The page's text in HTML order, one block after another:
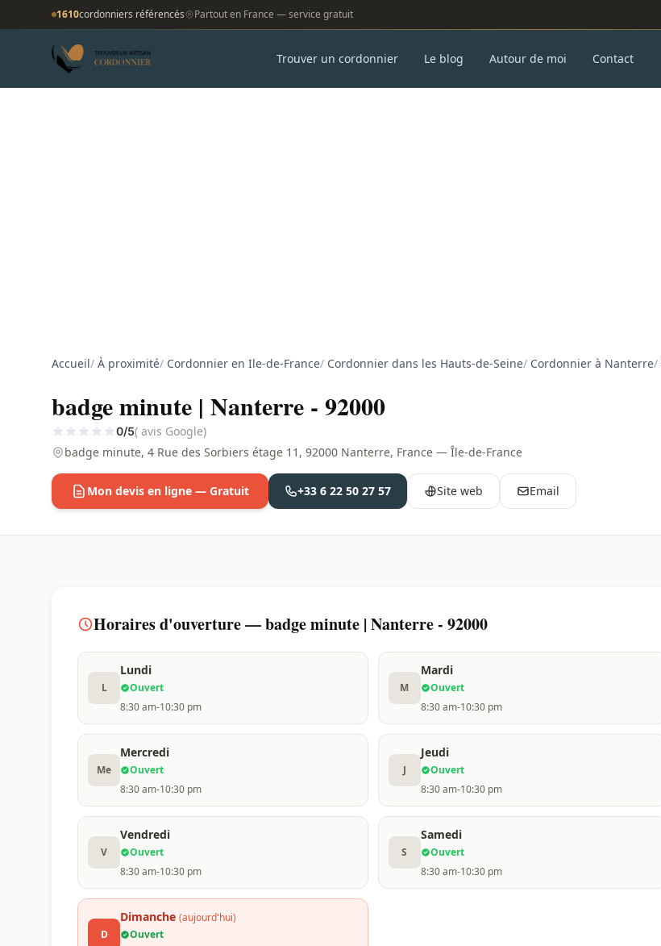
1610cordonniers référencés Partout en France — service gratuit
Trouver un cordonnier Le blog Autour de moi Contact
Accueil/ À proximité/ Cordonnier en Ile-de-France/ Cordonnier dans les Hauts-de-Seine/ Cordonnier à Nanterre/
badge minute | Nanterre - 92000
0/5( avis Google)
badge minute, 4 Rue des Sorbiers étage 11, 92000 Nanterre, France — Île-de-France
Mon devis en ligne — Gratuit +33 6 22 50 27 57 Site web Email
Horaires d'ouverture — badge minute | Nanterre - 92000
L
Lundi
Ouvert
8:30 am-10:30 pm
M
Mardi
Ouvert
8:30 am-10:30 pm
Me
Mercredi
Ouvert
8:30 am-10:30 pm
J
Jeudi
Ouvert
8:30 am-10:30 pm
V
Vendredi
Ouvert
8:30 am-10:30 pm
S
Samedi
Ouvert
8:30 am-10:30 pm
D
Dimanche (aujourd'hui)
Ouvert